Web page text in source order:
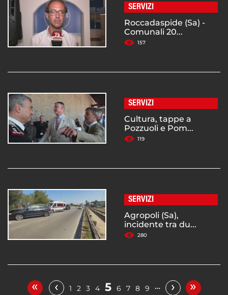
SERVIZI
Roccadaspide (Sa) -
Comunali 20...
157
SERVIZI
Cultura, tappe a
Pozzuoli e Pom...
119
SERVIZI
Agropoli (Sa),
incidente tra du...
280
« ‹ 1 2 3 4 5 6 7 8 9 … › »